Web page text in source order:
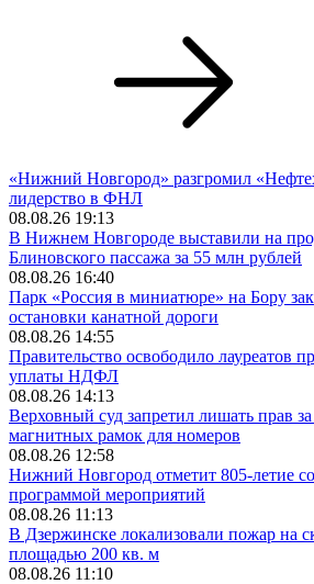
«Нижний Новгород» разгромил
лидерство в ФНЛ
08.08.26 19:13
В Нижнем Новгороде выставили на
Блиновского пассажа за 55 млн рублей
08.08.26 16:40
Парк «Россия в миниатюре» на Бору
остановки канатной дороги
08.08.26 14:55
Правительство освободило лауреатов
уплаты НДФЛ
08.08.26 14:13
Верховный суд запретил лишать прав
магнитных рамок для номеров
08.08.26 12:58
Нижний Новгород отметит 805-летие
программой мероприятий
08.08.26 11:13
В Дзержинске локализовали пожар на
площадью 200 кв. м
08.08.26 11:10